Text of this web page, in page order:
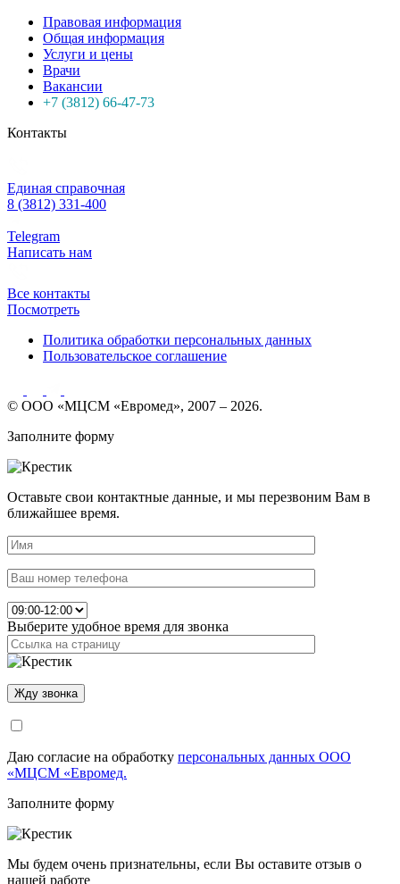
Правовая информация
Общая информация
Услуги и цены
Врачи
Вакансии
+7 (3812) 66-47-73
Контакты
Единая справочная
8 (3812) 331-400
Telegram
Написать нам
Все контакты
Посмотреть
Политика обработки персональных данных
Пользовательское соглашение
© ООО «МЦСМ «Евромед», 2007 – 2026.
Заполните форму
Оставьте свои контактные данные, и мы перезвоним Вам в
ближайшее время.
Выберите удобное время для звонка
Даю согласие на обработку персональных данных ООО
«МЦСМ «Евромед.
Заполните форму
Мы будем очень признательны, если Вы оставите отзыв о
нашей работе